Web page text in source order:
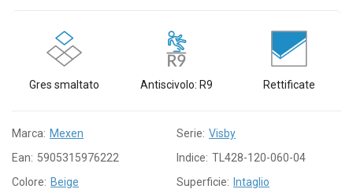
Gres smaltato Antiscivolo: R9 Rettificate
Marca: Mexen Serie: Visby
Ean: 5905315976222 Indice: TL428-120-060-04
Colore: Beige Superficie: Intaglio